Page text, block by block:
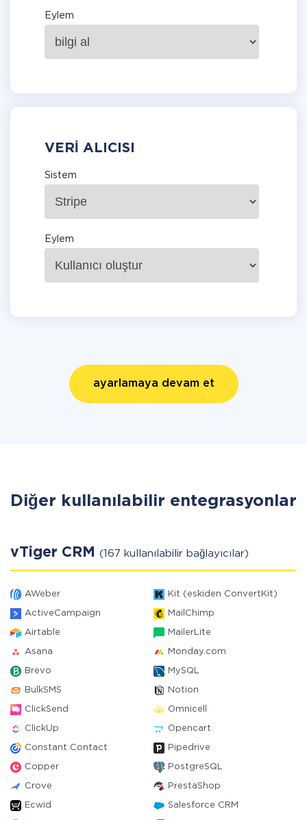
Eylem
VERI ALICISI
Sistem
Eylem
ayarlamaya devam et
Diğer kullanılabilir entegrasyonlar
vTiger CRM (167 kullanılabilir bağlayıcılar)
AWeber Kit (eskiden ConvertKit)
ActiveCampaign MailChimp
Airtable MailerLite
Asana Monday.com
Brevo MySQL
BulkSMS Notion
ClickSend Omnicell
ClickUp Opencart
Constant Contact Pipedrive
Copper PostgreSQL
Crove PrestaShop
Ecwid Salesforce CRM